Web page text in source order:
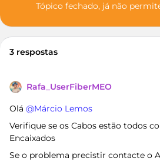
Tópico fechado, já não
3 respostas
Rafa_UserFiberMEO
Olá ​ @Márcio Lemos
Verifique se os Cabos estão todos
Encaixados
Se o problema precistir contacte o